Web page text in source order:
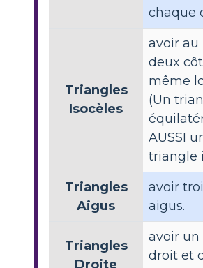
chaque
Triangles
Isocèles
avoir au
deux
même
(Un
AUSSI
triangle
Triangles
Aigus
avoir
aigus.
Triangles
Droite
avoir un
droit et